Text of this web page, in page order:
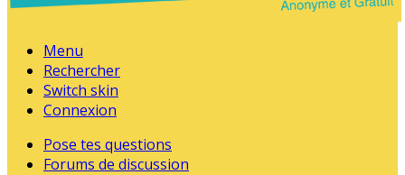
Menu
Rechercher
Switch skin
Connexion
Pose tes questions
Forums de discussion